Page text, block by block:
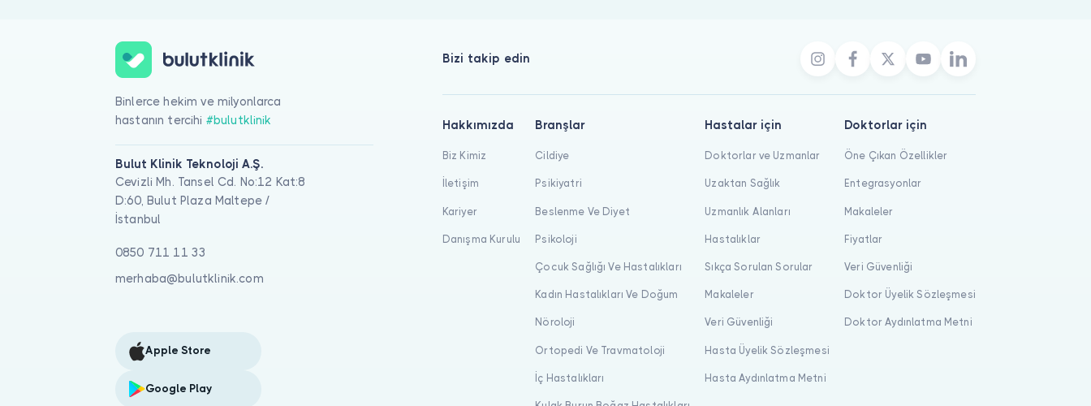
Binlerce hekim ve milyonlarca
hastanın tercihi #bulutklinik
Bulut Klinik Teknoloji A.Ş.
Cevizli Mh. Tansel Cd. No:12 Kat:8
D:60, Bulut Plaza Maltepe /
İstanbul
0850 711 11 33
merhaba@bulutklinik.com
Apple Store
Google Play
Bizi takip edin
Hakkımızda
Biz Kimiz
İletişim
Kariyer
Danışma Kurulu
Branşlar
Cildiye
Psikiyatri
Beslenme Ve Diyet
Psikoloji
Çocuk Sağlığı Ve Hastalıkları
Kadın Hastalıkları Ve Doğum
Nöroloji
Ortopedi Ve Travmatoloji
İç Hastalıkları
Hastalar için
Doktorlar ve Uzmanlar
Uzaktan Sağlık
Uzmanlık Alanları
Hastalıklar
Sıkça Sorulan Sorular
Makaleler
Veri Güvenliği
Hasta Üyelik Sözleşmesi
Hasta Aydınlatma Metni
Doktorlar için
Öne Çıkan Özellikler
Entegrasyonlar
Makaleler
Fiyatlar
Veri Güvenliği
Doktor Üyelik Sözleşmesi
Doktor Aydınlatma Metni